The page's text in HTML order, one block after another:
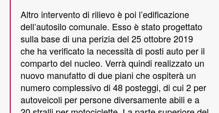
Altro intervento di rilievo è poi l’edificazione
dell’autosilo comunale. Esso è stato progettato
sulla base di una perizia del 25 ottobre 2019
che ha verificato la necessità di posti auto per il
comparto del nucleo. Verrà quindi realizzato un
nuovo manufatto di due piani che ospiterà un
numero complessivo di 48 posteggi, di cui 2 per
autoveicoli per persone diversamente abili e a